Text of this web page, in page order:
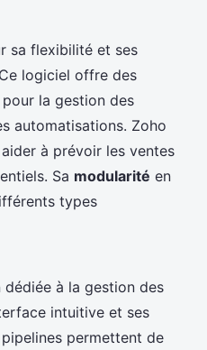
sa flexibilité et ses
logiciel offre des
la gestion des
automatisations. Zoho
à prévoir les ventes
Sa modularité en
types
à la gestion des
intuitive et ses
permettent de